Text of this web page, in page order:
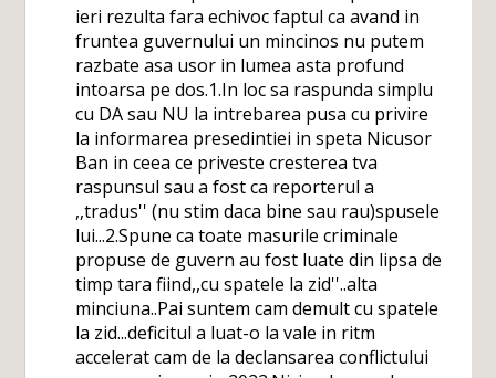
ieri rezulta fara echivoc faptul ca avand in
fruntea guvernului un mincinos nu putem
razbate asa usor in lumea asta profund
intoarsa pe dos.1.In loc sa raspunda simplu
cu DA sau NU la intrebarea pusa cu privire
la informarea presedintiei in speta Nicusor
Ban in ceea ce priveste cresterea tva
raspunsul sau a fost ca reporterul a
,,tradus'' (nu stim daca bine sau rau)spusele
lui...2.Spune ca toate masurile criminale
propuse de guvern au fost luate din lipsa de
timp tara fiind,,cu spatele la zid''..alta
minciuna..Pai suntem cam demult cu spatele
la zid...deficitul a luat-o la vale in ritm
accelerat cam de la declansarea conflictului